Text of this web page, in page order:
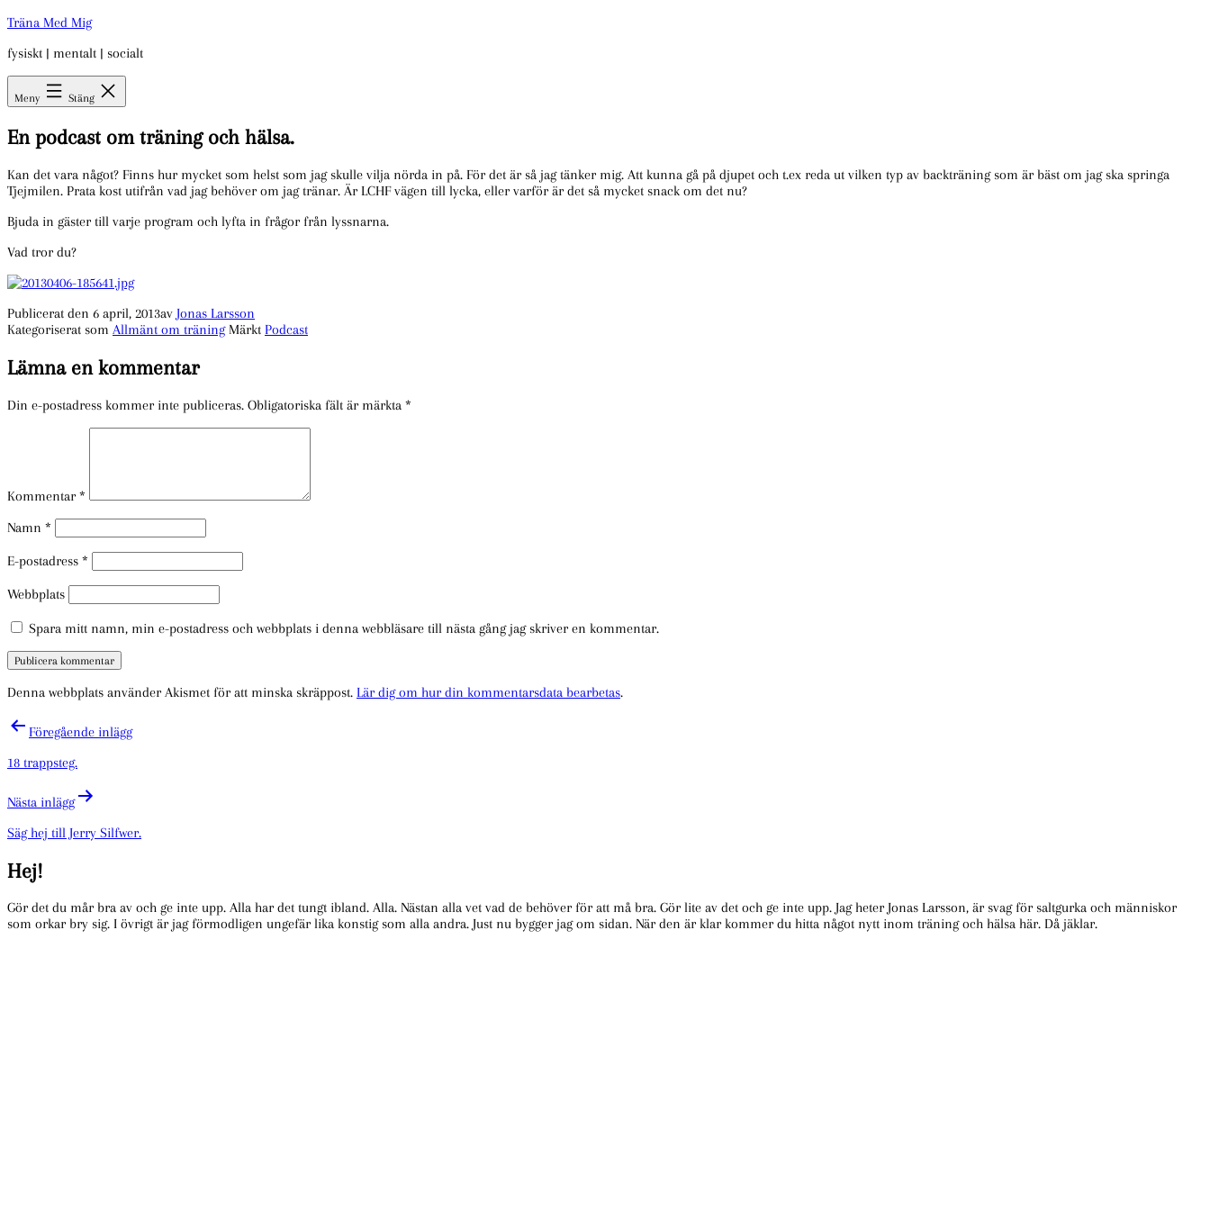
Hoppa
innehåll
Träna Med Mig
fysiskt | mentalt | socialt
Meny Stäng
En podcast om träning och hälsa.
Kan det vara något? Finns hur mycket som helst som jag skulle vilja nörda in på. För det är så jag tänker mig. Att kunna gå på djupet och t.ex reda ut vilken typ av backträning som är bäst om jag ska springa
Tjejmilen. Prata kost utifrån vad jag behöver om jag tränar. Är LCHF vägen till lycka, eller varför är det så mycket snack om det nu?
Bjuda in gäster till varje program och lyfta in frågor från lyssnarna.
Vad tror du?
Publicerat den 6 april, 2013av Jonas Larsson
Kategoriserat som Allmänt om träning Märkt Podcast
Lämna en kommentar
Din e-postadress kommer inte publiceras. Obligatoriska fält är märkta *
Kommentar *
Namn *
E-postadress *
Webbplats
Spara mitt namn, min e-postadress och webbplats i denna webbläsare till nästa gång jag skriver en kommentar.
Denna webbplats använder Akismet för att minska skräppost. Lär dig om hur din kommentarsdata bearbetas.
Inläggsnavigering
Föregående inlägg
18 trappsteg.
Nästa inlägg
Säg hej till Jerry Silfwer.
Hej!
Gör det du mår bra av och ge inte upp. Alla har det tungt ibland. Alla. Nästan alla vet vad de behöver för att må bra. Gör lite av det och ge inte upp. Jag heter Jonas Larsson, är svag för saltgurka och människor
som orkar bry sig. I övrigt är jag förmodligen ungefär lika konstig som alla andra. Just nu bygger jag om sidan. När den är klar kommer du hitta något nytt inom träning och hälsa här. Då jäklar.